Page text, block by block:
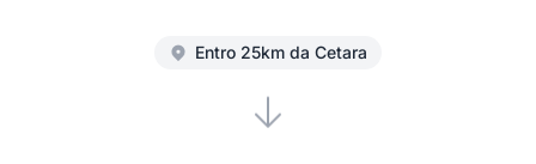
Entro 25km da Cetara